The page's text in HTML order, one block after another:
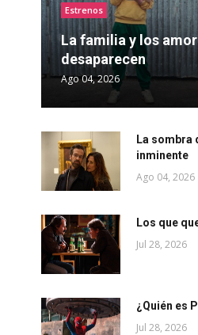
Estrenos
La familia y los
desaparecen
Ago 04, 2026
La sombra
inminente
Ago 04, 2026
Los que
Jul 28, 2026
¿Quién es
Jul 28, 2026